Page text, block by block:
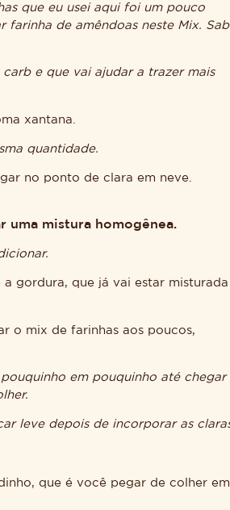
que eu usei aqui foi um pouco
farinha de amêndoas neste Mix.
e que vai ajudar a trazer mais
xantana.
quantidade.
no ponto de clara em neve.
uma mistura homogênea.
gordura, que já vai estar misturada
o mix de farinhas aos poucos,
em pouquinho até chegar
leve depois de incorporar as
que é você pegar de colher em